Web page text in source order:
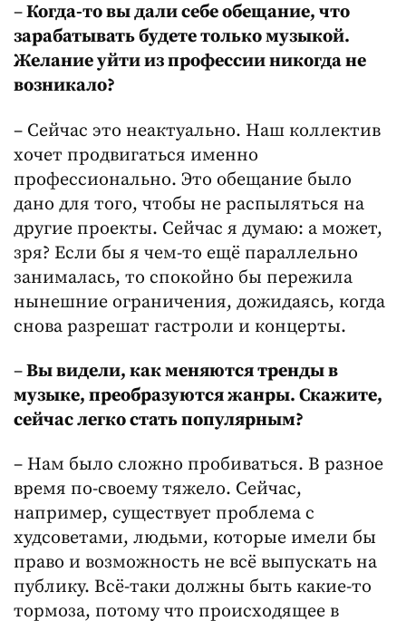
–Когда-то вы дали себе обещание, что
зарабатывать будете только музыкой.
Желание уйти из профессии никогда не
возникало?
– Сейчас это неактуально. Наш коллектив
хочет продвигаться именно
профессионально. Это обещание было
дано для того, чтобы не распыляться на
другие проекты. Сейчас я думаю: а может,
зря? Если бы я чем-то ещё параллельно
занималась, то спокойно бы пережила
нынешние ограничения, дожидаясь, когда
снова разрешат гастроли и концерты.
–Вы видели, как меняются тренды в
музыке, преобразуются жанры. Скажите,
сейчас легко стать популярным?
– Нам было сложно пробиваться. В разное
время по-своему тяжело. Сейчас,
например, существует проблема с
худсоветами, людьми, которые имели бы
право и возможность не всё выпускать на
публику. Всё-таки должны быть какие-то
тормоза, потому что происходящее в